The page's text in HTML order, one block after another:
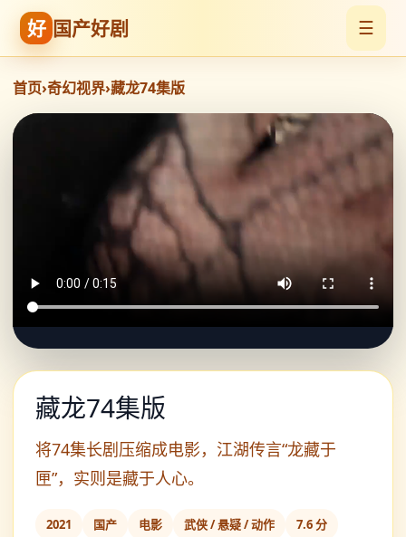
好 国产好剧 ☰
首页›奇幻视界›藏龙74集版
藏龙74集版
将74集长剧压缩成电影，江湖传言“龙藏于
匣”，实则是藏于人心。
2021 国产 电影 武侠 / 悬疑 / 动作
7.6 分